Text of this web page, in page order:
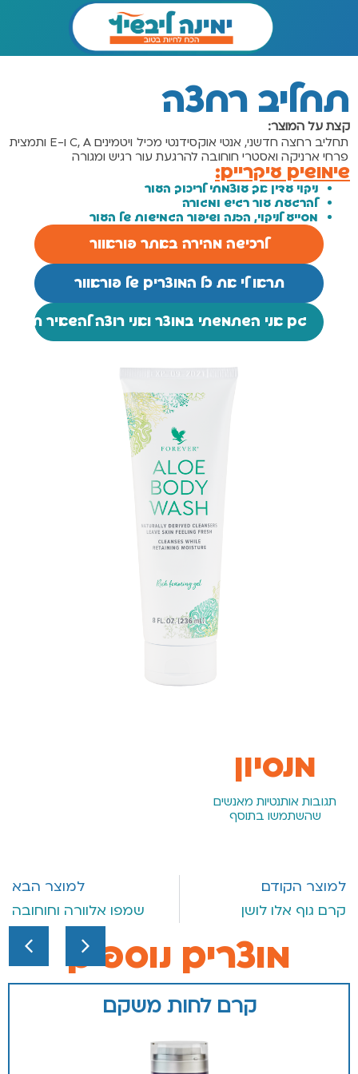
תחליב רחצה
קצת על המוצר:
תחליב רחצה חדשני, אנטי אוקסידנטי מכיל ויטמינים C, A ו-E ותמצית
פרחי ארניקה ואסטרי חוחובה להרגעת עור רגיש ומגורה
שימושים עיקריים:
ניקוי עדין אך עוצמתי לריכוך העור
להרגעת עור רגיש ומגורה
מסייע לניקוי, הזנה ושיפור הגמישות של העור
לרכישה מהירה באתר פוראוור
תראו לי את כל המוצרים של פוראוור
גם אני השתמשתי במוצר ואני רוצה להשאיר
מנסיון
תגובות אותנטיות מאנשים
שהשתמשו בתוסף
למוצר הקודם
קרם גוף אלו לושן
למוצר הבא
שמפו אלוורה וחוחובה
מוצרים נוספים
קרם לחות משקם